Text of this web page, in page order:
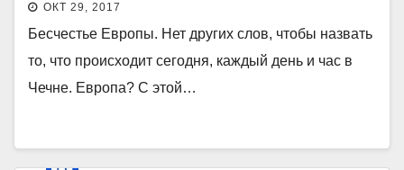
ОКТ 29, 2017
Бесчестье Европы. Нет других слов, чтобы назвать
то, что происходит сегодня, каждый день и час в
Чечне. Европа? С этой…